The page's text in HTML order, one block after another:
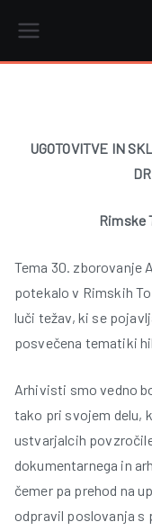
content
UGOTOVITVE IN
Rimske
Tema 30. zborovanje
potekalo v Rimskih
luči težav, ki se
posvečena tematiki
Arhivisti smo vedno
tako pri svojem delu,
ustvarjalcih
dokumentarnega in
čemer pa prehod na
odpravil poslovanja s